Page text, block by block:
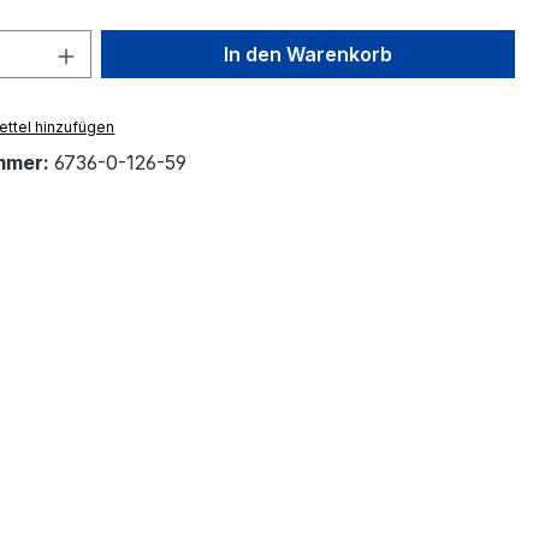
Anzahl: Gib den gewünschten Wert
In den Warenkorb
hinzufügen
6736-0-126-59